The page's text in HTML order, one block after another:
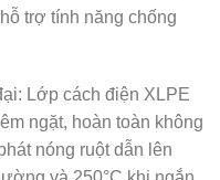
trợ tính năng chống
Lớp cách điện XLPE
ngặt, hoàn toàn không
nóng ruột dẫn lên